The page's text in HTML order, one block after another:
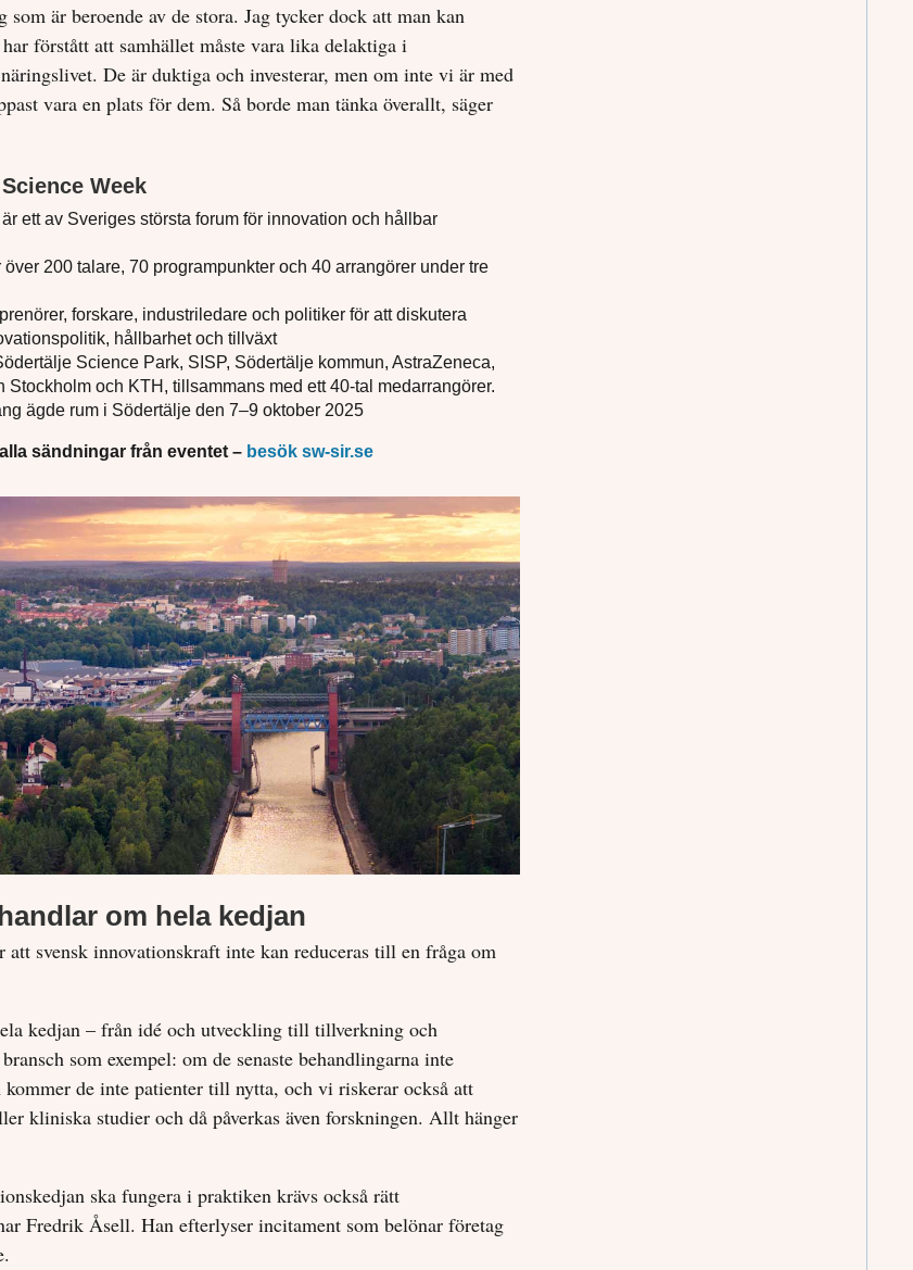
som är beroende av de stora. Jag tycker dock att man kan
förstått att samhället måste vara lika delaktiga i
De är duktiga och investerar, men om inte vi är med
vara en plats för dem. Så borde man tänka överallt, säger
Week
ett av Sveriges största forum för innovation och hållbar
över 200 talare, 70 programpunkter och 40 arrangörer under tre
forskare, industriledare och politiker för att diskutera
hållbarhet och tillväxt
Science Park, SISP, Södertälje kommun, AstraZeneca,
Stockholm och KTH, tillsammans med ett 40-tal medarrangörer.
ägde rum i Södertälje den 7–9 oktober 2025
sändningar från eventet – besök sw-sir.se
om hela kedjan
svensk innovationskraft inte kan reduceras till en fråga om
kedjan – från idé och utveckling till tillverkning och
som exempel: om de senaste behandlingarna inte
de inte patienter till nytta, och vi riskerar också att
kliniska studier och då påverkas även forskningen. Allt hänger
ska fungera i praktiken krävs också rätt
Fredrik Åsell. Han efterlyser incitament som belönar företag